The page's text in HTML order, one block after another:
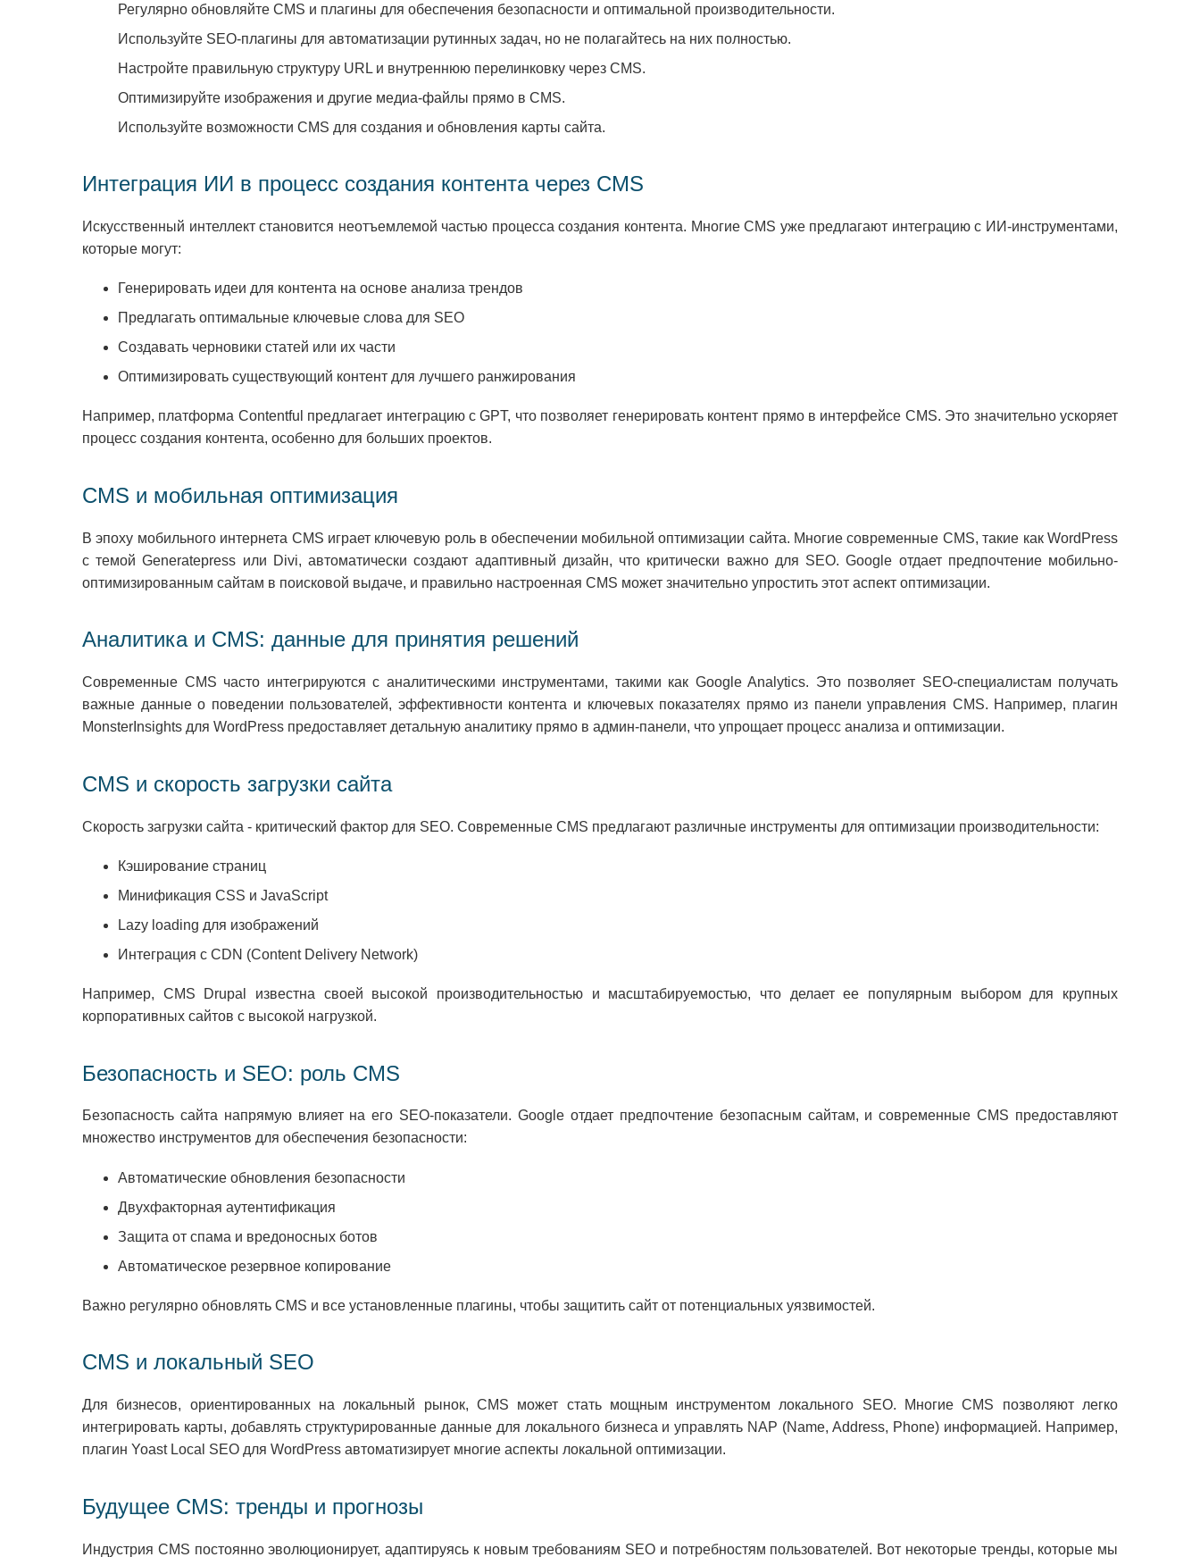
Регулярно обновляйте CMS и плагины для обеспечения безопасности и оптимальной производительности.
Используйте SEO-плагины для автоматизации рутинных задач, но не полагайтесь на них полностью.
Настройте правильную структуру URL и внутреннюю перелинковку через CMS.
Оптимизируйте изображения и другие медиа-файлы прямо в CMS.
Используйте возможности CMS для создания и обновления карты сайта.
Интеграция ИИ в процесс создания контента через CMS
Искусственный интеллект становится неотъемлемой частью процесса создания контента. Многие CMS уже предлагают интеграцию с ИИ-инструментами,
которые могут:
Генерировать идеи для контента на основе анализа трендов
Предлагать оптимальные ключевые слова для SEO
Создавать черновики статей или их части
Оптимизировать существующий контент для лучшего ранжирования
Например, платформа Contentful предлагает интеграцию с GPT, что позволяет генерировать контент прямо в интерфейсе CMS. Это значительно ускоряет
процесс создания контента, особенно для больших проектов.
CMS и мобильная оптимизация
В эпоху мобильного интернета CMS играет ключевую роль в обеспечении мобильной оптимизации сайта. Многие современные CMS, такие как WordPress
с темой Generatepress или Divi, автоматически создают адаптивный дизайн, что критически важно для SEO. Google отдает предпочтение мобильно-
оптимизированным сайтам в поисковой выдаче, и правильно настроенная CMS может значительно упростить этот аспект оптимизации.
Аналитика и CMS: данные для принятия решений
Современные CMS часто интегрируются с аналитическими инструментами, такими как Google Analytics. Это позволяет SEO-специалистам получать
важные данные о поведении пользователей, эффективности контента и ключевых показателях прямо из панели управления CMS. Например, плагин
MonsterInsights для WordPress предоставляет детальную аналитику прямо в админ-панели, что упрощает процесс анализа и оптимизации.
CMS и скорость загрузки сайта
Скорость загрузки сайта - критический фактор для SEO. Современные CMS предлагают различные инструменты для оптимизации производительности:
Кэширование страниц
Минификация CSS и JavaScript
Lazy loading для изображений
Интеграция с CDN (Content Delivery Network)
Например, CMS Drupal известна своей высокой производительностью и масштабируемостью, что делает ее популярным выбором для крупных
корпоративных сайтов с высокой нагрузкой.
Безопасность и SEO: роль CMS
Безопасность сайта напрямую влияет на его SEO-показатели. Google отдает предпочтение безопасным сайтам, и современные CMS предоставляют
множество инструментов для обеспечения безопасности:
Автоматические обновления безопасности
Двухфакторная аутентификация
Защита от спама и вредоносных ботов
Автоматическое резервное копирование
Важно регулярно обновлять CMS и все установленные плагины, чтобы защитить сайт от потенциальных уязвимостей.
CMS и локальный SEO
Для бизнесов, ориентированных на локальный рынок, CMS может стать мощным инструментом локального SEO. Многие CMS позволяют легко
интегрировать карты, добавлять структурированные данные для локального бизнеса и управлять NAP (Name, Address, Phone) информацией. Например,
плагин Yoast Local SEO для WordPress автоматизирует многие аспекты локальной оптимизации.
Будущее CMS: тренды и прогнозы
Индустрия CMS постоянно эволюционирует, адаптируясь к новым требованиям SEO и потребностям пользователей. Вот некоторые тренды, которые мы